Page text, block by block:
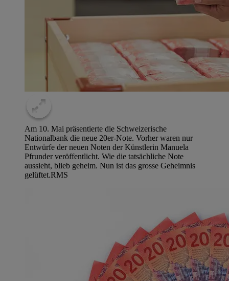
Am 10. Mai präsentierte die Schweizerische
Nationalbank die neue 20er-Note. Vorher waren nur
Entwürfe der neuen Noten der Künstlerin Manuela
Pfrunder veröffentlicht. Wie die tatsächliche Note
aussieht, blieb geheim. Nun ist das grosse Geheimnis
gelüftet.RMS